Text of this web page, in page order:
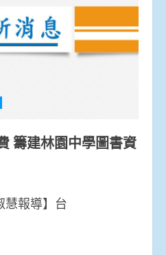
籌建林園中學圖書資
慧報導】台